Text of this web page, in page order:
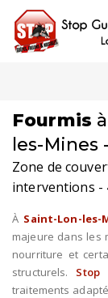
Fourmis
les-Mines
Zone de
interventions -
À Saint-Lon-les-
majeure dans les
nourriture et
structurels. Stop
traitements